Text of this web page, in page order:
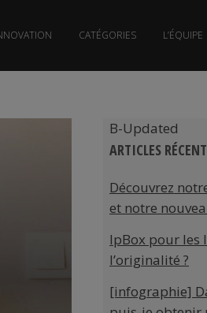
CATÉGORIES L’ÉQUIPE
B-Updated
ARTICLES
Découvrez
et notre
IpBox pour les
l’originalité ?
[infographie]